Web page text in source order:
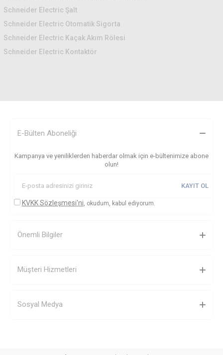
Schneider Electric Şalt
Schneider Electric Otomatik Sigorta
Schneider Electric Kaçak Akım Rölesi
Schneider Electric Kontaktör
E-Bülten Aboneliği
Kampanya ve yeniliklerden haberdar olmak için e-bültenimize abone
olun!
KAYIT OL
KVKK Sözleşmesi'ni , okudum, kabul ediyorum.
Önemli Bilgiler
Müşteri Hizmetleri
Sosyal Medya